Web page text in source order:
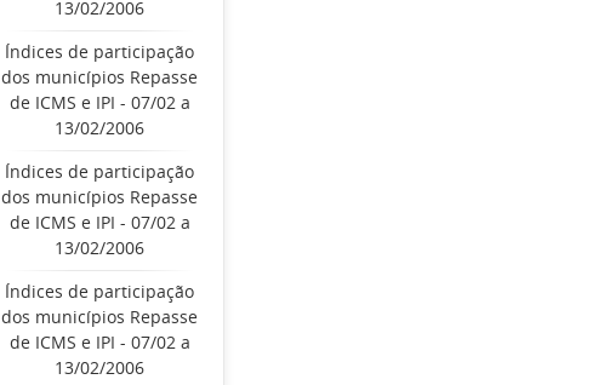
13/02/2006
Índices de participação
dos municípios Repasse
de ICMS e IPI - 07/02 a
13/02/2006
Índices de participação
dos municípios Repasse
de ICMS e IPI - 07/02 a
13/02/2006
Índices de participação
dos municípios Repasse
de ICMS e IPI - 07/02 a
13/02/2006